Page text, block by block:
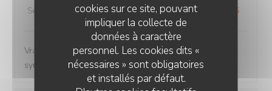
cookies sur ce site, pouvant
impliquer la collecte de
données à caractère
personnel. Les cookies dits «
nécessaires » sont obligatoires
et installés par défaut.
Service
Ambiance :5/5 Cuisine: 5/5 Qualité / Prix /5
Vraiment pas déçu Personnel souriant et bien
sympathique . Le repas a été divin